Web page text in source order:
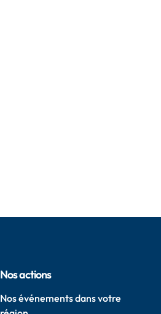
Nos actions
Nos événements dans votre